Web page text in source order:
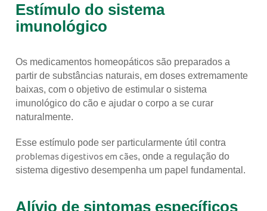
Estímulo do sistema
imunológico
Os medicamentos homeopáticos são preparados a
partir de substâncias naturais, em doses extremamente
baixas, com o objetivo de estimular o sistema
imunológico do cão e ajudar o corpo a se curar
naturalmente.
Esse estímulo pode ser particularmente útil contra
problemas digestivos em cães, onde a regulação do
sistema digestivo desempenha um papel fundamental.
Alívio de sintomas específicos